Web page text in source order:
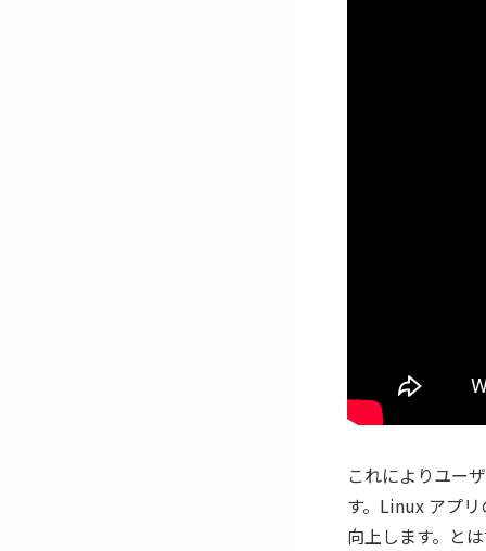
これによりユー
す。Linux アプ
向上します。と